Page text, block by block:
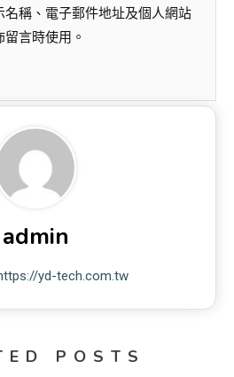
名稱、電子郵件地址及個人網站
言時使用。
admin
yd-tech.com.tw
POSTS